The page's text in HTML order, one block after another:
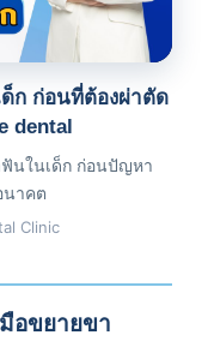
ก ก่อนที่ต้องผ่าตัด
dental
นในเด็ก ก่อนปัญหา
นาคต
Clinic
อขยายขา